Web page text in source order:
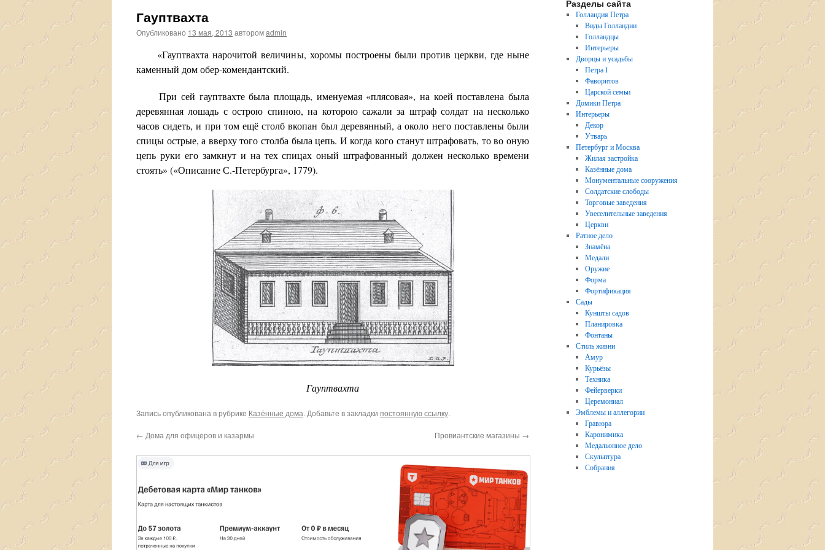
Гауптвахта
Опубликовано 13 мая, 2013 авторомadmin
«Гауптвахта нарочитой величины, хоромы построены были против церкви, где ныне
каменный дом обер-комендантский.
При сей гауптвахте была площадь, именуемая «плясовая», на коей поставлена была
деревянная лошадь с острою спиною, на которою сажали за штраф солдат на несколько
часов сидеть, и при том ещё столб вкопан был деревянный, а около него поставлены были
спицы острые, а вверху того столба была цепь. И когда кого станут штрафовать, то во оную
цепь руки его замкнут и на тех спицах оный штрафованный должен несколько времени
стоять» («Описание С.-Петербурга», 1779).
Гауптвахта
Запись опубликована в рубрике Казённые дома. Добавьте в закладки постоянную ссылку.
← Дома для офицеров и казармы Провиантские магазины →
Разделы сайта
Голландия Петра
Виды Голландии
Голландцы
Интерьеры
Дворцы и усадьбы
Петра I
Фаворитов
Царской семьи
Домики Петра
Интерьеры
Декор
Утварь
Петербург и Москва
Жилая застройка
Казённые дома
Монументальные сооружения
Солдатские слободы
Торговые заведения
Увеселительные заведения
Церкви
Ратное дело
Знамёна
Медали
Оружие
Форма
Фортификация
Сады
Куншты садов
Планировка
Фонтаны
Стиль жизни
Амур
Курьёзы
Техника
Фейерверки
Церемониал
Эмблемы и аллегории
Гравюра
Каронимика
Медальонное дело
Скульптура
Собрания